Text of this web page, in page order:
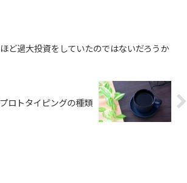
ど過大投資をしていたのではないだろうか
ロトタイピングの種類